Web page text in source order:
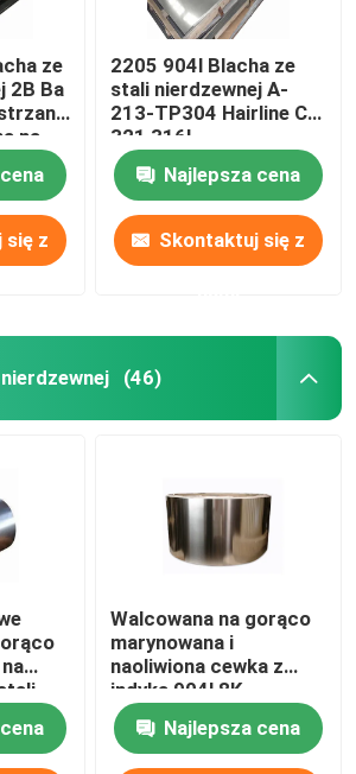
ze
2B Ba
na
się z
2205 904l Blacha ze
stali nierdzewnej A-
213-TP304 Hairline Cr
321 316l
Najlepsza cena
Skontaktuj się z
(46)
Walcowana na gorąco
marynowana i
naoliwiona cewka z
indyka 904l 8K
polerowana cewka ze
stali nierdzewnej 430
cewka Ss 202
Najlepsza cena